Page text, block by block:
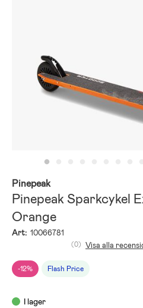
Pinepeak
Pinepeak Sparkcykel
Orange
Art: 10066781
-12% Flash Price
(0) Visa alla
I lager